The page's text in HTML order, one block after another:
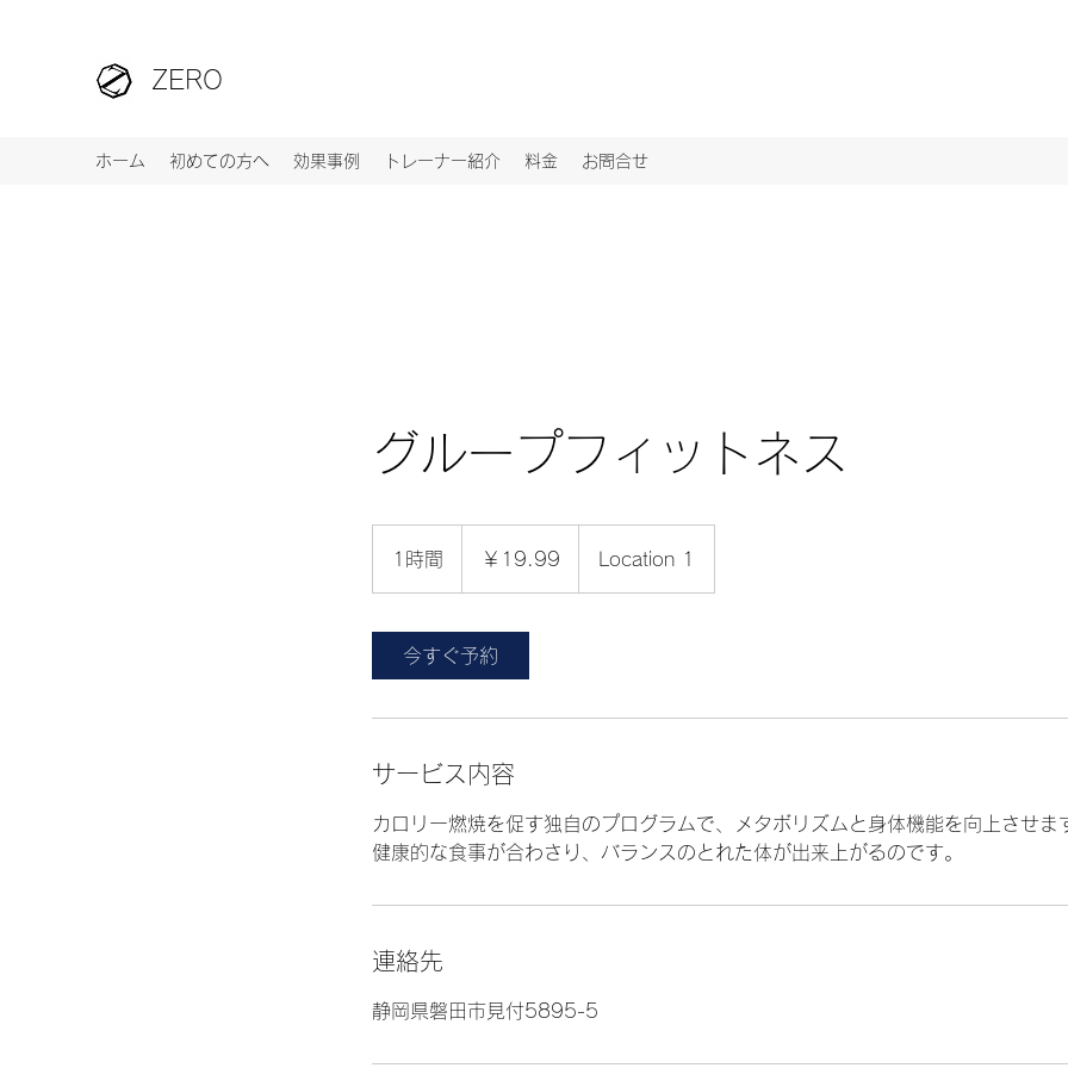
ZERO
ホーム 初めての方へ 効果事例 トレーナー紹介 料金 お問合せ
グループフィットネス
1時間 ￥19.99 Location 1
今すぐ予約
サービス内容
カロリー燃焼を促す独自のプログラムで、メタボリズムと身体機能を向上させま
健康的な食事が合わさり、バランスのとれた体が出来上がるのです。
連絡先
静岡県磐田市見付5895-5